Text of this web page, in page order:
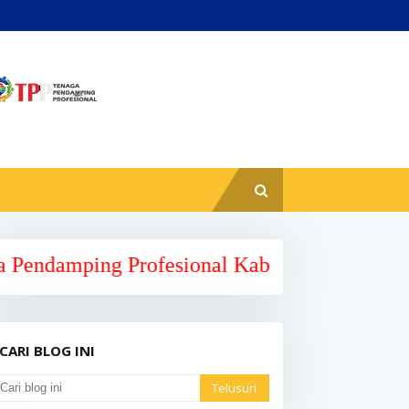
Profesional Kabupaten Mamuju Provinsi
CARI BLOG INI